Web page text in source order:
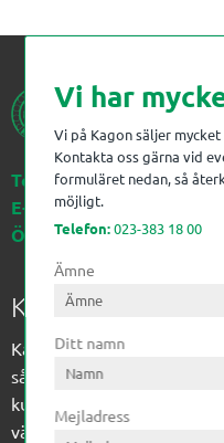
Telefon:023-383 18 00
E-post:kagon@kagon.se
Öppettider:Måndag-
Kagon AB
Kagon har sedan 1972
sågverksindustrin och
kunskap med
vägen fram till
Vi har
Vi på Kagon säljer
Kontakta oss gärna vid
formuläret nedan, så
möjligt.
Telefon:023-383 18 00
Ämne
Ditt namn
Mejladress